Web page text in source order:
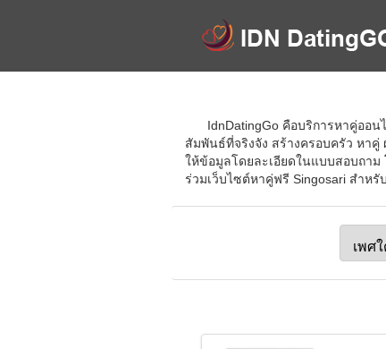
IdnDatingGo คือบริการหาคู่ออ
สัมพันธ์ที่จริงจัง สร้างครอบครัว หา
ให้ข้อมูลโดยละเอียดในแบบสอบถา
ร่วมเว็บไซต์หาคู่ฟรี Singosari สำห